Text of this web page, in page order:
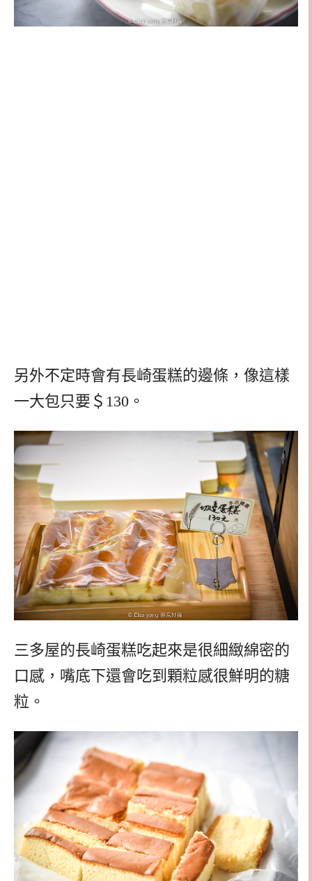
另外不定時會有長崎蛋糕的邊條，像這樣
一大包只要＄130。
三多屋的長崎蛋糕吃起來是很細緻綿密的
口感，嘴底下還會吃到顆粒感很鮮明的糖
粒。